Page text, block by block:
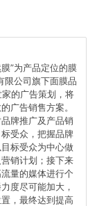
”为产品定位的膜
限公司旗下面膜品
的广告策划，将
广告销售方案。
牌推广及产品销
受众，把握品牌
标受众为中心做
销计划；接下来
量的媒体进行个
度尽可能加大，
，最终达到提高